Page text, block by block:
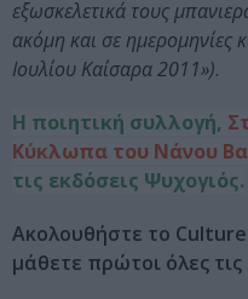
εξωσκελετικά τους
ακόμη και σε
Ιουλίου Καίσαρα 2011»).
Η ποιητική συλλογή,
Κύκλωπα του Νάνου
τις εκδόσεις Ψυχογιός.
Ακολουθήστε το
μάθετε πρώτοι όλες τις